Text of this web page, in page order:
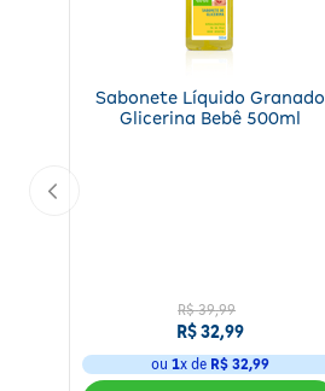
Sabonete Líquido Granado
Glicerina Bebê 500ml
R$ 39,99
R$ 32,99
ou 1x de R$ 32,99